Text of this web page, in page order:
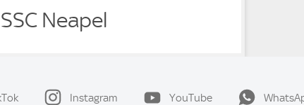
Neapel
Instagram YouTube